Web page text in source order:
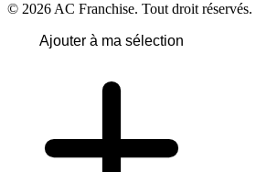
© 2026 AC Franchise. Tout droit réservés.
Ajouter à ma sélection